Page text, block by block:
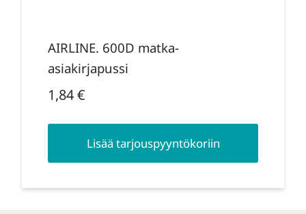
AIRLINE. 600D matka-
asiakirjapussi
1,84€
Lisää tarjouspyyntökoriin